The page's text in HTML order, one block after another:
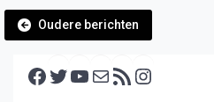
Berichtennavigatie
Oudere berichten
Facebook Twitter YouTube E-mail RSS feed